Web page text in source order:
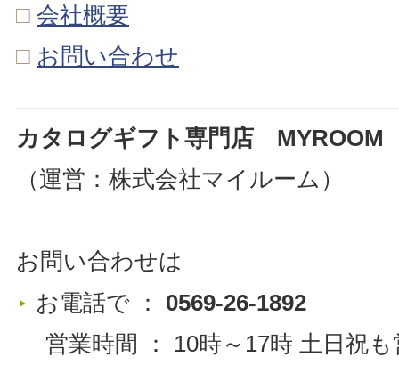
□ 会社概要
□ お問い合わせ
カタログギフト専門店 MYROOM
（運営：株式会社マイルーム）
お問い合わせは
お電話で ： 0569-26-1892
営業時間 ： 10時～17時 土日祝も